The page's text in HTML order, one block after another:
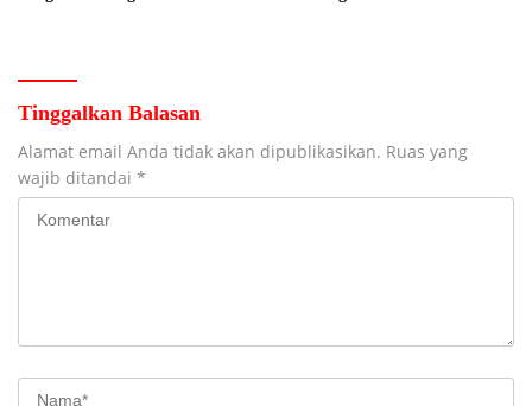
Tinggalkan Balasan
Alamat email Anda tidak akan dipublikasikan. Ruas yang
wajib ditandai *